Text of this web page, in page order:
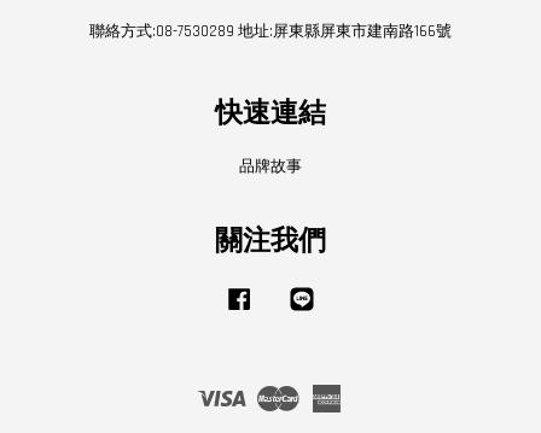
聯絡方式:08-7530289 地址:屏東縣屏東市建南路166號
快速連結
品牌故事
關注我們
Facebook
Visa Master